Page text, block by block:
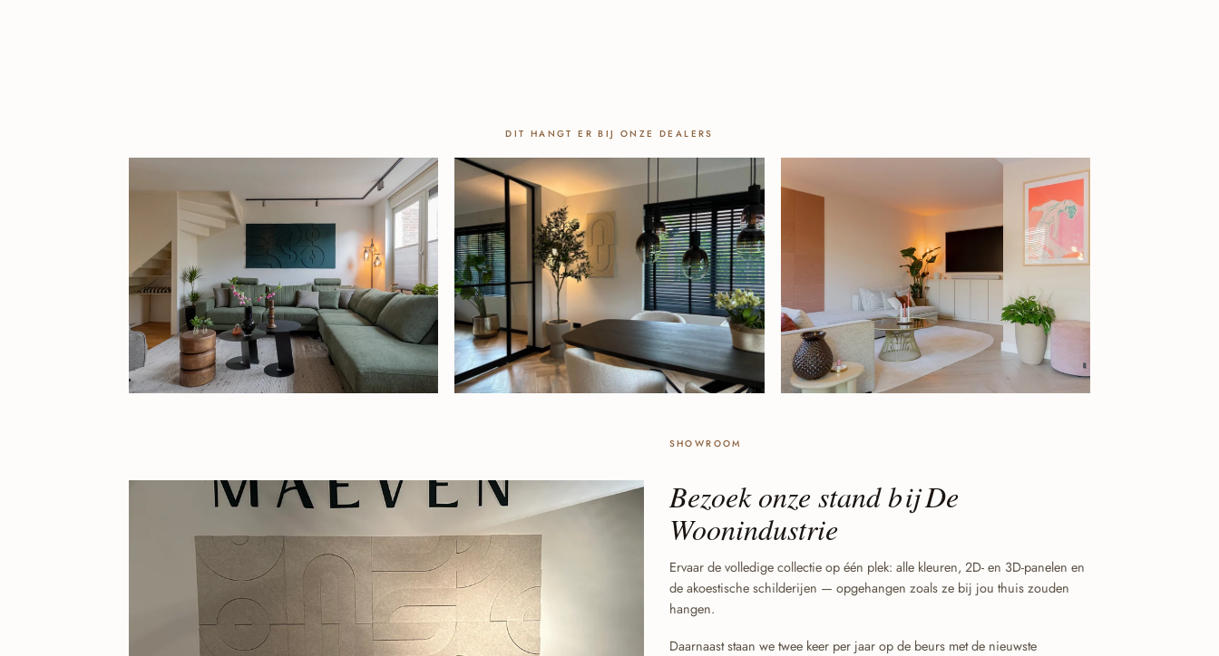
DIT HANGT ER BIJ ONZE DEALERS
SHOWROOM
Bezoek onze stand bij De
Woonindustrie
Ervaar de volledige collectie op één plek: alle kleuren, 2D- en 3D-panelen en
de akoestische schilderijen — opgehangen zoals ze bij jou thuis zouden
hangen.
Daarnaast staan we twee keer per jaar op de beurs met de nieuwste